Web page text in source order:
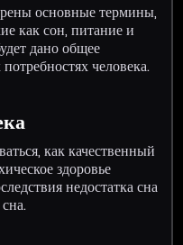
основные термины,
как сон, питание и
дано общее
человека.
как качественный
здоровье
недостатка сна